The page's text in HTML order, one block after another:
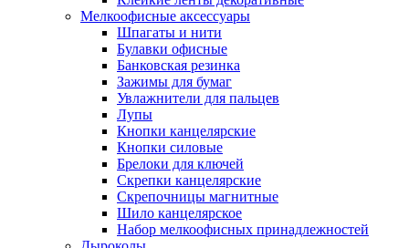
Мелкоофисные аксессуары
Шпагаты и нити
Булавки офисные
Банковская резинка
Зажимы для бумаг
Увлажнители для пальцев
Лупы
Кнопки канцелярские
Кнопки силовые
Брелоки для ключей
Скрепки канцелярские
Скрепочницы магнитные
Шило канцелярское
Набор мелкоофисных принадлежностей